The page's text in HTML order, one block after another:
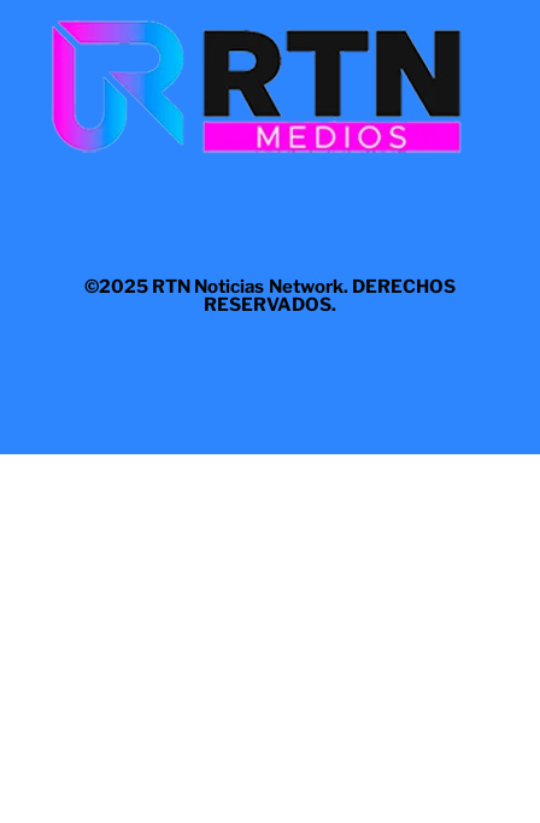
©2025 RTN Noticias Network. DERECHOS
RESERVADOS.